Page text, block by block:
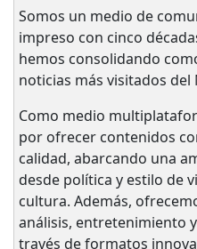
Somos un medio de
impreso con cinco
hemos consolidando
noticias más visitados del
Como medio
por ofrecer contenidos
calidad, abarcando una
desde política y estilo de
cultura. Además,
análisis, entretenimiento
través de formatos